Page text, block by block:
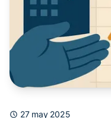
27 may 2025